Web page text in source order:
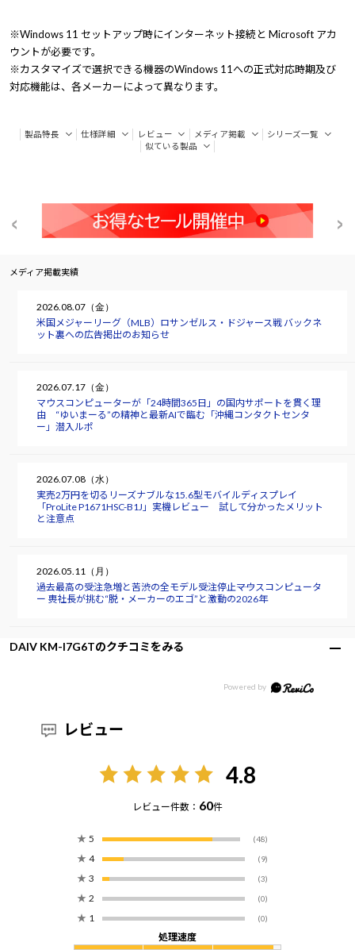
※Windows 11 セットアップ時にインターネット接続と Microsoft アカ
ウントが必要です。
※カスタマイズで選択できる機器のWindows 11への正式対応時期及び
対応機能は、各メーカーによって異なります。
製品特長 仕様詳細 レビュー メディア掲載
シリーズ一覧
似ている製品
メディア掲載実績
2026.08.07（金）
米国メジャーリーグ（MLB）ロサンゼルス・ドジャース戦 バックネ
ット裏への広告掲出のお知らせ
2026.07.17（金）
マウスコンピューターが「24時間365日」の国内サポートを貫く理
由 “ゆいまーる”の精神と最新AIで臨む「沖縄コンタクトセンタ
ー」潜入ルポ
2026.07.08（水）
実売2万円を切るリーズナブルな15.6型モバイルディスプレイ
「ProLite P1671HSC-B1J」実機レビュー 試して分かったメリット
と注意点
2026.05.11（月）
過去最高の受注急増と苦渋の全モデル受注停止――マウスコンピュータ
ー 軣社長が挑む“脱・メーカーのエゴ”と激動の2026年
DAIV KM-I7G6Tのクチコミをみる
レビュー
4.8
レビュー件数： 60件
★ 5 (48)
★ 4 (9)
★ 3 (3)
★ 2 (0)
★ 1 (0)
処理速度